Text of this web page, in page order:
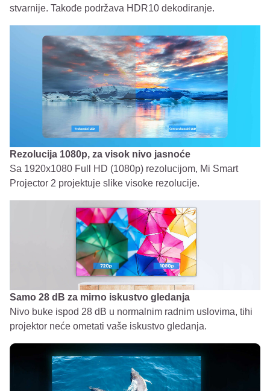
stvarnije. Takođe podržava HDR10 dekodiranje.
Rezolucija 1080p, za visok nivo jasnoće
Sa 1920x1080 Full HD (1080p) rezolucijom, Mi Smart
Projector 2 projektuje slike visoke rezolucije.
Samo 28 dB za mirno iskustvo gledanja
Nivo buke ispod 28 dB u normalnim radnim uslovima, tihi
projektor neće ometati vaše iskustvo gledanja.